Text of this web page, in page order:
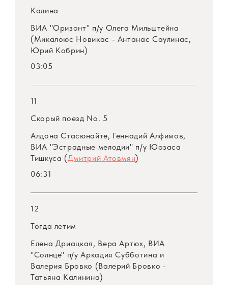
Калина
ВИА "Оризонт" п/у Олега Мильштейна
(Микалоюс Новикас - Антанас Саулинас,
Юрий Кобрин)
03:05
11
Скорый поезд No. 5
Алдона Стасюнайте, Геннадий Алфимов,
ВИА "Эстрадные мелодии" п/у Юозаса
Тишкуса (Дмитрий Атовмян)
06:31
12
Тогда летим
Елена Дриацкая, Вера Артюх, ВИА
"Солнце" п/у Аркадия Субботина и
Валерия Бровко (Валерий Бровко -
Татьяна Калинина)